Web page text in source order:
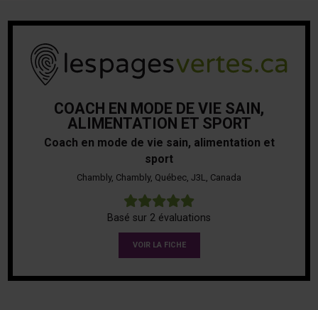
COACH EN MODE DE VIE SAIN,
ALIMENTATION ET SPORT
Coach en mode de vie sain, alimentation et
sport
Chambly, Chambly, Québec, J3L, Canada
Basé sur 2 évaluations
VOIR LA FICHE